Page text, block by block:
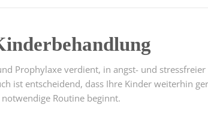
Prophylaxe verdient, in angst- und stressfreier
ist entscheidend, dass Ihre Kinder weiterhin
Routine beginnt.